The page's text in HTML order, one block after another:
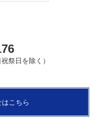
祭日を除く）